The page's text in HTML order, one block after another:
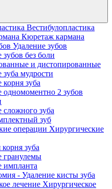
Вестибулопластика
Кюретаж кармана
Удаление зубов
зубов без боли
и дистопированные
зуба мудрости
корня зуба
одномоментно 2 зубов
сложного зуба
зуб
Хирургические
зуба
гранулемы
импланта
- Удаление кисты зуба
Хирургическое